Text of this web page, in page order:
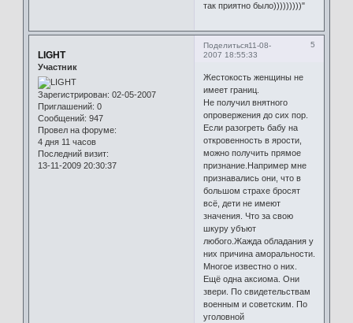
так приятно было)))))))))"
Поделиться 5
11-08-
2007 18:55:33
LIGHT
Участник
Зарегистрирован: 02-05-2007
Приглашений: 0
Сообщений: 947
Провел на форуме:
4 дня 11 часов
Последний визит:
13-11-2009 20:30:37
Жестокость женщины не
имеет границ.
Не получил внятного
опровержения до сих пор.
Если разогреть бабу на
откровенность в ярости,
можно получить прямое
признание.Например мне
признавались они, что в
большом страхе бросят
всё, дети не имеют
значения. Что за свою
шкуру убъют
любого.Жажда обладания у
них причина аморальности.
Многое известно о них.
Ещё одна аксиома. Они
звери. По свидетельствам
военным и советским. По
уголовной